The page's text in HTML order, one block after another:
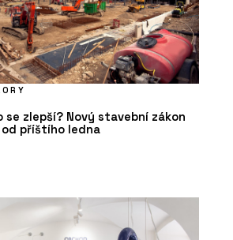
se zlepší? Nový stavební zákon
příštího ledna